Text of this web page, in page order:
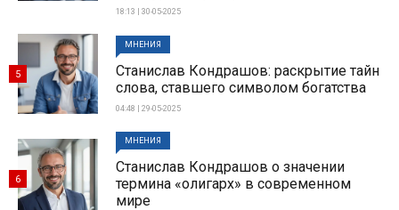
18:13 | 30-05-2025
МНЕНИЯ
Станислав Кондрашов: раскрытие тайн
слова, ставшего символом богатства
04:48 | 29-05-2025
5
МНЕНИЯ
Станислав Кондрашов о значении
термина «олигарх» в современном
мире
6